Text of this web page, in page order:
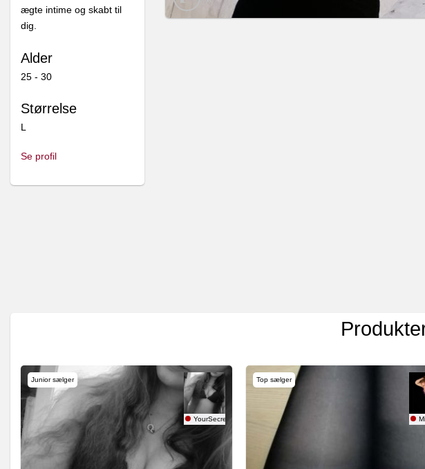
ægte intime og skabt til
dig.
Alder
25 - 30
Størrelse
L
Se profil
Junior sælger
YourSecretLover
Top sælger
Nielsen